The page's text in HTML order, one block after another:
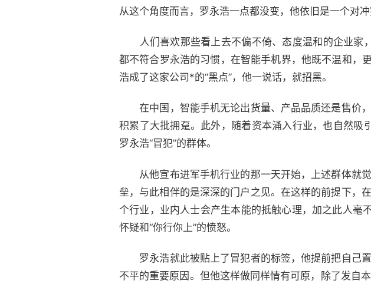
从这个角度而言，罗永浩一点都没变，他依旧是一个对冲
人们喜欢那些看上去不偏不倚、态度温和的企业家
都不符合罗永浩的习惯，在智能手机界，他既不温和，
浩成了这家公司*的“黑点”，他一说话，就招黑。
在中国，智能手机无论出货量、产品品质还是售价，
积累了大批拥趸。此外，随着资本涌入行业，也自然
罗永浩“冒犯”的群体。
从他宣布进军手机行业的那一天开始，上述群体就
垒，与此相伴的是深深的门户之见。在这样的前提下，
个行业，业内人士会产生本能的抵触心理，加之此人毫
怀疑和“你行你上”的愤怒。
罗永浩就此被贴上了冒犯者的标签，他提前把自己
不平的重要原因。但他这样做同样情有可原，除了发自